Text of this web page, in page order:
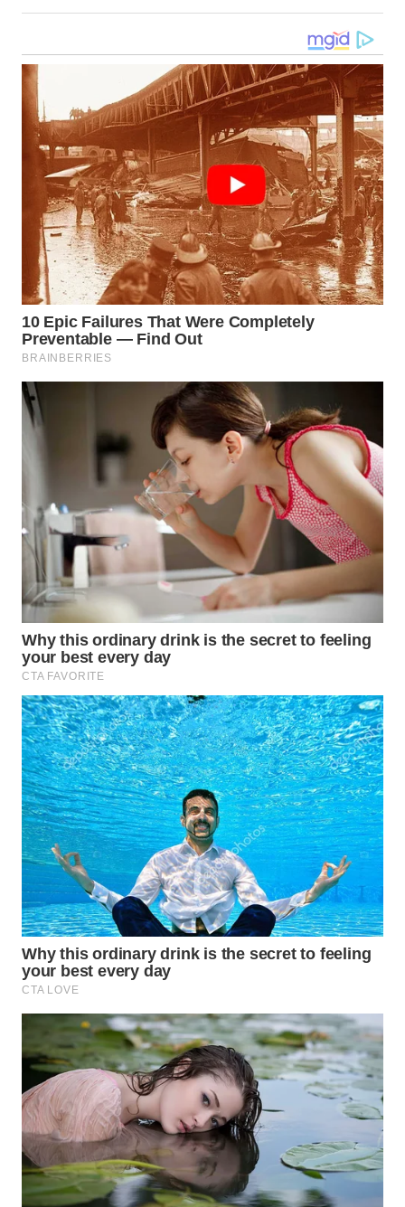
JOGJA
WN
JATIM
WN
BALI
WN
KALBAR
WN
KALSEL
WN
KALTIM
WN
SULSEL
WN
GORONTALO
WN
SULUT
WN
MALUKU
WN
MALUT
WN
DAIRI
WN
DANAU
TOBA
WN
NIAS
WN
LANGKAT